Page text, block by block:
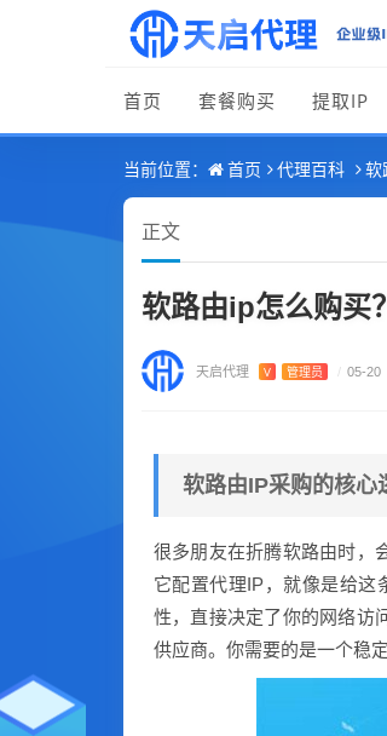
首页 套餐购买 提取IP
当前位置： 首页 代理百科 软
正文
软路由ip怎么购买
天启代理 V 管理员 / 05-20
软路由IP采购的核心
很多朋友在折腾软路由时，
它配置代理IP，就像是给这
性，直接决定了你的网络访
供应商。你需要的是一个稳